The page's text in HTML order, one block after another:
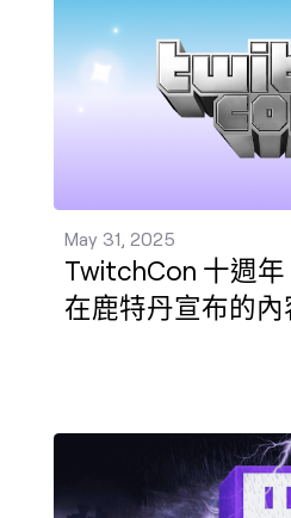
May 31, 2025
TwitchCon 十週
在鹿特丹宣布的內
《艾爾登法環 黑夜君臨